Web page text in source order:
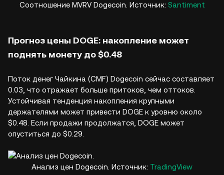
Соотношение MVRV Dogecoin. Источник: Santiment
Прогноз цены DOGE: накопление может
поднять монету до $0.48
Поток денег Чайкина (CMF) Dogecoin сейчас составляет
0.03, что отражает больше притоков, чем оттоков.
Устойчивая тенденция накопления крупными
держателями может привести DOGE к уровню около
$0.48. Если продажи продолжатся, DOGE может
опуститься до $0.29.
Анализ цен Dogecoin. Источник: TradingView